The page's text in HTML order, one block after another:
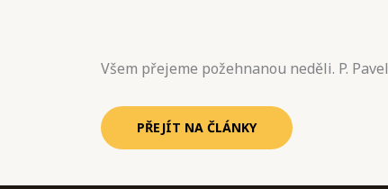
Všem přejeme požehnanou neděli. P. Pavel
PŘEJÍT NA ČLÁNKY